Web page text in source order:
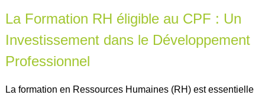
La Formation RH éligible au CPF : Un
Investissement dans le Développement
Professionnel
La formation en Ressources Humaines (RH) est essentielle